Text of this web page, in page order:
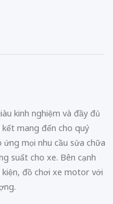
kinh nghiệm và đầy đủ
mang đến cho quý
mọi nhu cầu sửa chữa
suất cho xe. Bên cạnh
đồ chơi xe motor với